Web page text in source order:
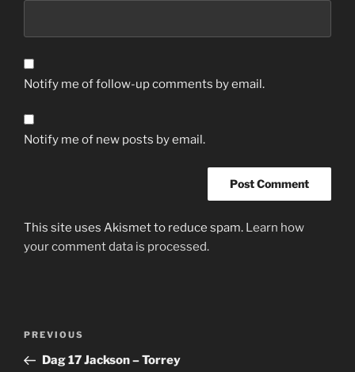
Notify me of follow-up comments by email.
Notify me of new posts by email.
This site uses Akismet to reduce spam. Learn how
your comment data is processed.
Previous
Post
PREVIOUS
Dag 17 Jackson – Torrey